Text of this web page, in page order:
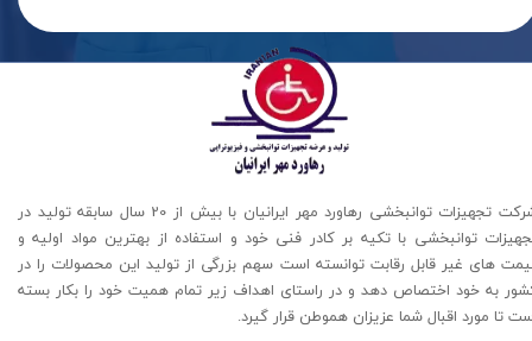
شرکت تجهیزات توانبخشی رهاورد مهر ایرانیان با بیش از 20 سال سابقه تولید در
توانبخشی با تکیه بر کادر فنی خود و استفاده از بهترین مواد اولیه و
های غیر قابل رقابت توانسته است سهم بزرگی از تولید این محصولات را در
به خود اختصاص دهد و در راستای اهداف زیر تمام همیت خود را بکار بسته
تا مورد اقبال شما عزیزان هموطن قرار گیرد​​​​​​​.